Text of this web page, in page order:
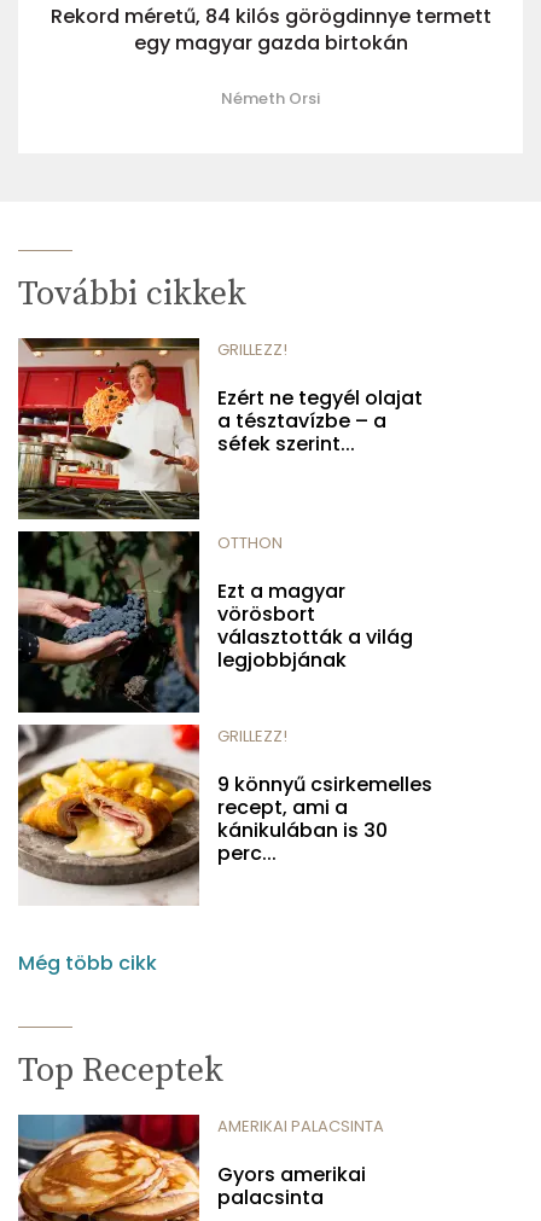
Rekord méretű, 84 kilós görögdinnye termett
egy magyar gazda birtokán
Németh Orsi
További cikkek
GRILLEZZ!
Ezért ne tegyél olajat
a tésztavízbe – a
séfek szerint...
OTTHON
Ezt a magyar
vörösbort
választották a világ
legjobbjának
GRILLEZZ!
9 könnyű csirkemelles
recept, ami a
kánikulában is 30
perc...
Még több cikk
Top Receptek
AMERIKAI PALACSINTA
Gyors amerikai
palacsinta